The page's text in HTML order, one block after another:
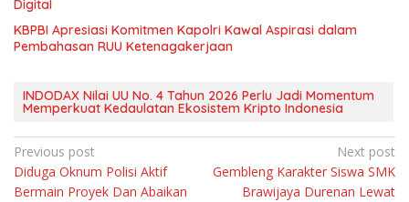
Digital
KBPBI Apresiasi Komitmen Kapolri Kawal Aspirasi dalam
Pembahasan RUU Ketenagakerjaan
INDODAX Nilai UU No. 4 Tahun 2026 Perlu Jadi Momentum
Memperkuat Kedaulatan Ekosistem Kripto Indonesia
Navigasi
pos
Previous post
Diduga Oknum Polisi Aktif
Bermain Proyek Dan Abaikan
Next post
Gembleng Karakter Siswa SMK
Brawijaya Durenan Lewat